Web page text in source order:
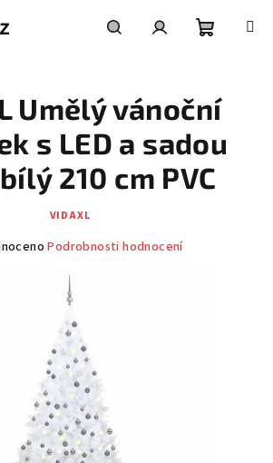
košík
Umělý vánoční
s LED a sadou
210 cm PVC
VIDAXL
Podrobnosti hodnocení